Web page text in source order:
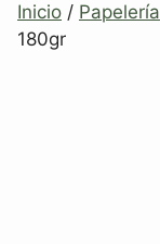
Inicio / Papelería
180gr